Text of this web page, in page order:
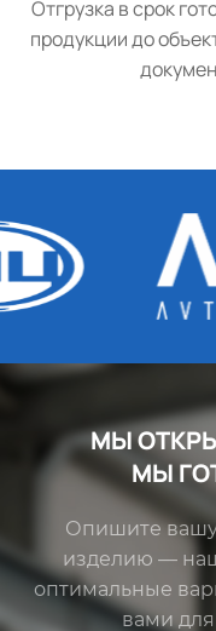
Отгрузка в срок
продукции до
МЫ
МЫ
Опишите вашу
изделию —
оптимальные
вами